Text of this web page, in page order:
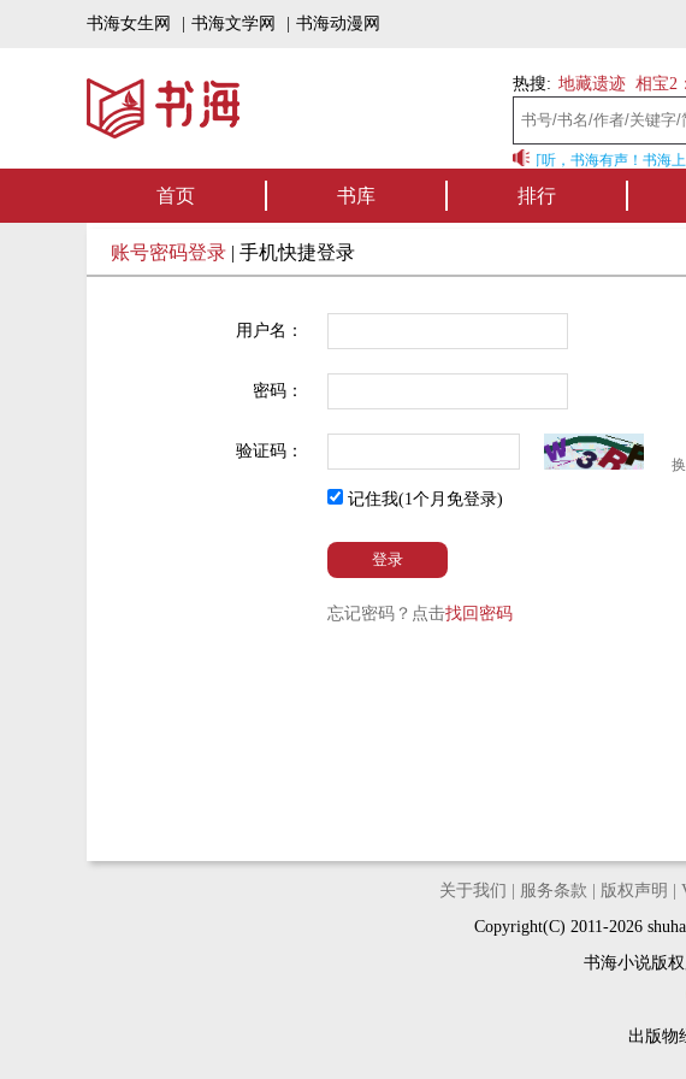
书海女生网 书海文学网 书海动漫网
热搜: 地藏遗迹 相宝2
书海听书——好书可听，书海有声！书海上
首页 书库 排行
账号密码登录 | 手机快捷登录
用户名：
密码：
验证码：
记住我(1个月免登录)
登录
忘记密码？点击找回密码
关于我们 服务条款 版权声明
Copyright(C) 2011-2026
书海小说版
出版物